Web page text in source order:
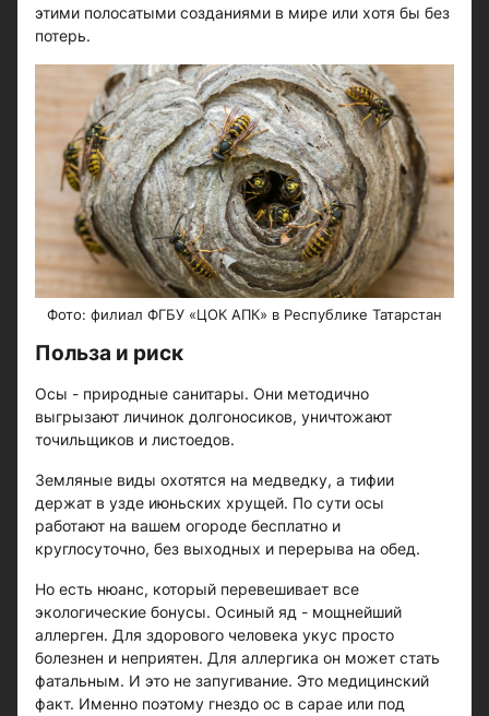
этими полосатыми созданиями в мире или хотя бы без
потерь.
Фото: филиал ФГБУ «ЦОК АПК» в Республике Татарстан
Польза и риск
Осы - природные санитары. Они методично
выгрызают личинок долгоносиков, уничтожают
точильщиков и листоедов.
Земляные виды охотятся на медведку, а тифии
держат в узде июньских хрущей. По сути осы
работают на вашем огороде бесплатно и
круглосуточно, без выходных и перерыва на обед.
Но есть нюанс, который перевешивает все
экологические бонусы. Осиный яд - мощнейший
аллерген. Для здорового человека укус просто
болезнен и неприятен. Для аллергика он может стать
фатальным. И это не запугивание. Это медицинский
факт. Именно поэтому гнездо ос в сарае или под